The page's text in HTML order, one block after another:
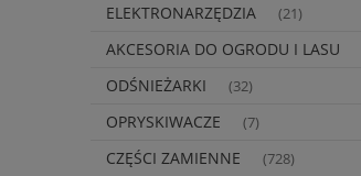
ELEKTRONARZĘDZIA (21)
AKCESORIA DO OGRODU I LASU
ODŚNIEŻARKI (32)
OPRYSKIWACZE (7)
CZĘŚCI ZAMIENNE (728)